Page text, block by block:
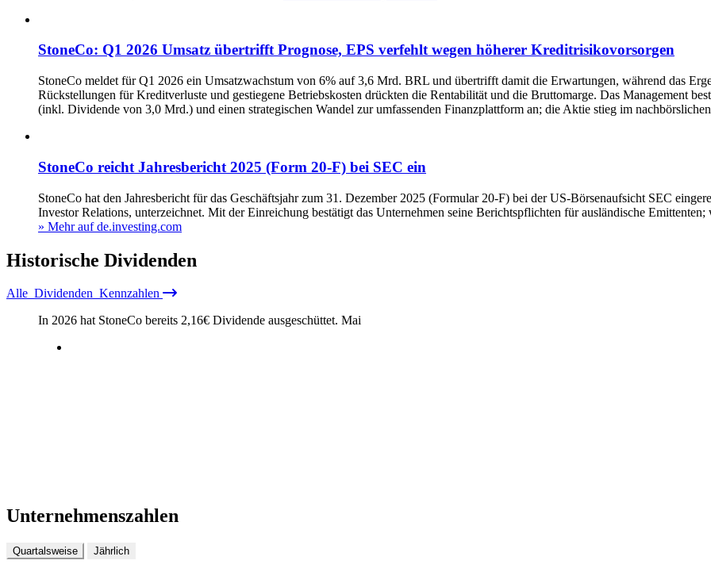
StoneCo: Q1 2026 Umsatz übertrifft Prognose, EPS verfehlt wegen höherer Kreditrisikovorsorgen
StoneCo meldet für Q1 2026 ein Umsatzwachstum von 6% auf 3,6 Mrd. BRL und übertrifft damit die Erwartungen, während das
Rückstellungen für Kreditverluste und gestiegene Betriebskosten drückten die Rentabilität und die Bruttomarge. Das Management
(inkl. Dividende von 3,0 Mrd.) und einen strategischen Wandel zur umfassenden Finanzplattform an; die Aktie stieg im
StoneCo reicht Jahresbericht 2025 (Form 20‑F) bei SEC ein
StoneCo hat den Jahresbericht für das Geschäftsjahr zum 31. Dezember 2025 (Formular 20‑F) bei der US‑Börsenaufsicht SEC
Investor Relations, unterzeichnet. Mit der Einreichung bestätigt das Unternehmen seine Berichtspflichten für ausländische
» Mehr auf de.investing.com
Historische Dividenden
Alle Dividenden Kennzahlen
In 2026 hat StoneCo bereits 2,16€ Dividende ausgeschüttet. Mai
Unternehmenszahlen
Quartalsweise Jährlich